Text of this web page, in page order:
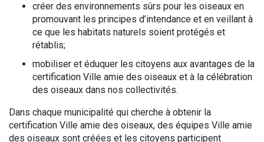
créer des environnements sûrs pour les oiseaux en
promouvant les principes d’intendance et en veillant à
ce que les habitats naturels soient protégés et
rétablis;
mobiliser et éduquer les citoyens aux avantages de la
certification Ville amie des oiseaux et à la célébration
des oiseaux dans nos collectivités.
Dans chaque municipalité qui cherche à obtenir la
certification Ville amie des oiseaux, des équipes Ville amie
des oiseaux sont créées et les citoyens participent